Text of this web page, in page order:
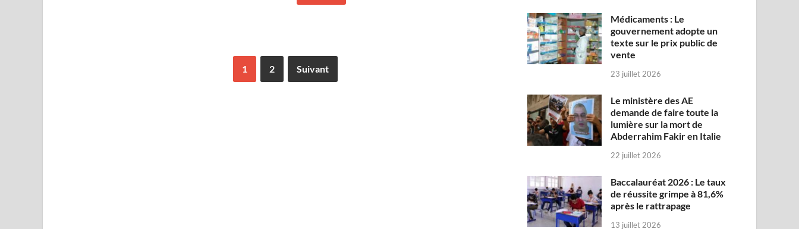
1 2 Suivant
Médicaments : Le
gouvernement adopte un
texte sur le prix public de
vente
23 juillet 2026
Le ministère des AE
demande de faire toute la
lumière sur la mort de
Abderrahim Fakir en Italie
22 juillet 2026
Baccalauréat 2026 : Le taux
de réussite grimpe à 81,6%
après le rattrapage
13 juillet 2026